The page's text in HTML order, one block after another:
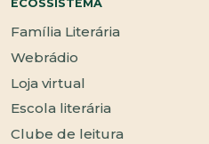
ECOSSISTEMA
Família Literária
Webrádio
Loja virtual
Escola literária
Clube de leitura